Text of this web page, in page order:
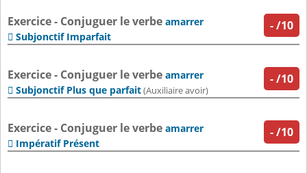
-/10
Exercice - Conjuguer le verbe amarrer
 Subjonctif Imparfait
-/10
Exercice - Conjuguer le verbe amarrer
 Subjonctif Plus que parfait(Auxiliaire avoir)
-/10
Exercice - Conjuguer le verbe amarrer
 Impératif Présent